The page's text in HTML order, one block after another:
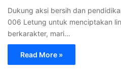
Dukung aksi bersih dan
006 Letung untuk menciptakan
berkarakter, mari…
Read More »